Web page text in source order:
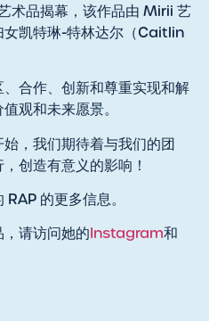
术品揭幕，该作品由 Mirii 艺
女凯特琳-特林达尔（Caitlin
合作、创新和尊重实现和解
观和未来愿景。
，我们期待着与我们的团
创造有意义的影响！
的更多信息。
请访问她的Instagram和